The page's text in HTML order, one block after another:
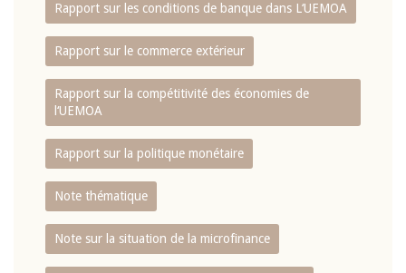
Rapport sur les conditions de banque dans L‘UEMOA
Rapport sur le commerce extérieur
Rapport sur la compétitivité des économies de
l‘UEMOA
Rapport sur la politique monétaire
Note thématique
Note sur la situation de la microfinance